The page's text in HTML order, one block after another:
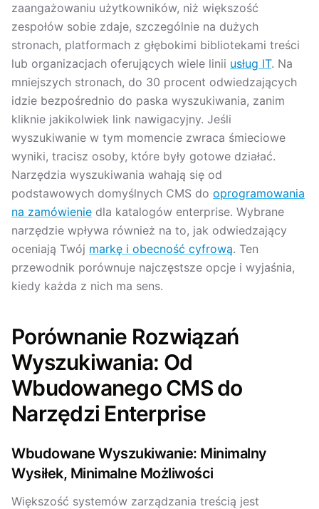
zaangażowaniu użytkowników, niż większość
zespołów sobie zdaje, szczególnie na dużych
stronach, platformach z głębokimi bibliotekami treści
lub organizacjach oferujących wiele linii usług IT. Na
mniejszych stronach, do 30 procent odwiedzających
idzie bezpośrednio do paska wyszukiwania, zanim
kliknie jakikolwiek link nawigacyjny. Jeśli
wyszukiwanie w tym momencie zwraca śmieciowe
wyniki, tracisz osoby, które były gotowe działać.
Narzędzia wyszukiwania wahają się od
podstawowych domyślnych CMS do oprogramowania
na zamówienie dla katalogów enterprise. Wybrane
narzędzie wpływa również na to, jak odwiedzający
oceniają Twój markę i obecność cyfrową. Ten
przewodnik porównuje najczęstsze opcje i wyjaśnia,
kiedy każda z nich ma sens.
Porównanie Rozwiązań
Wyszukiwania: Od
Wbudowanego CMS do
Narzędzi Enterprise
Wbudowane Wyszukiwanie: Minimalny
Wysiłek, Minimalne Możliwości
Większość systemów zarządzania treścią jest